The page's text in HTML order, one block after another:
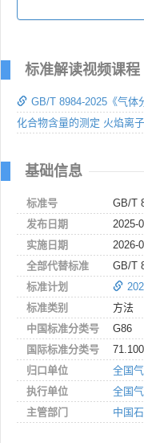
标准解读视频课程
GB/T 8984-2025《气体
化合物含量的测定 火焰离
基础信息
标准号
GB/T
发布日期
2025-
实施日期
2026-
全部代替标准
GB/T
标准计划
标准类别
方法
中国标准分类号
G86
国际标准分类号
归口单位
全国
执行单位
全国
主管部门
中国